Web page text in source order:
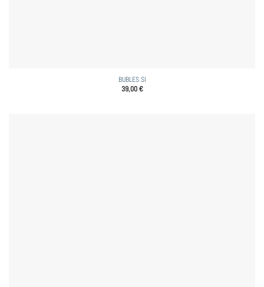
BUBLES SI
39,00€